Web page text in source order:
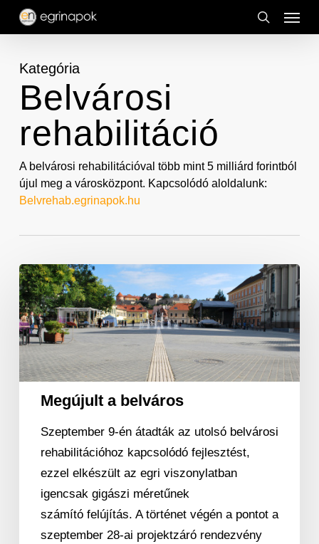
Skip
content
search
Menu
Kategória
Belvárosi
rehabilitáció
A belvárosi rehabilitációval több mint 5 milliárd forintból
újul meg a városközpont. Kapcsolódó aloldalunk:
Belvrehab.egrinapok.hu
Megújult
a
belváros
Megújult a belváros
Szeptember 9-én átadták az utolsó belvárosi
rehabilitációhoz kapcsolódó fejlesztést,
ezzel elkészült az egri viszonylatban
igencsak gigászi méretűnek
számító felújítás. A történet végén a pontot a
szeptember 28-ai projektzáró rendezvény